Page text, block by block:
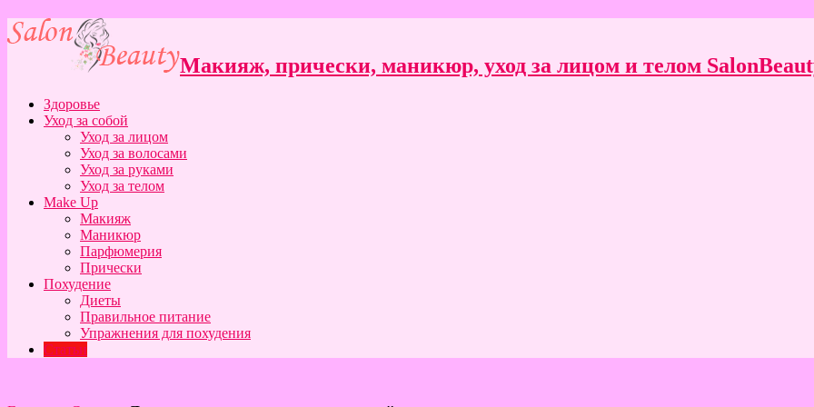
Макияж, прически, маникюр, уход за лицом и телом
Здоровье
Уход за собой
Уход за лицом
Уход за волосами
Уход за руками
Уход за телом
Make Up
Макияж
Маникюр
Парфюмерия
Прически
Похудение
Диеты
Правильное питание
Упражнения для похудения
Статьи